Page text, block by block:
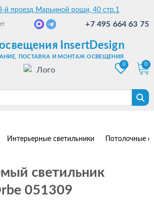
й проезд Марьиной рощи, 40 стр.1
+7 495 664 63 75
InsertDesign
ПОСТАВКА И МОНТАЖ ОСВЕЩЕНИЯ
0
0
Интерьерные светильники Потолочные
светильник
051309